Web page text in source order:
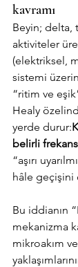
kavramı
Beyin; delta,
aktiviteler
(elektriksel,
sistemi
“ritim ve
Healy
yerde durur:
belirli
“aşırı
hâle geçişini
Bu iddianın
mekanizma
mikroakım